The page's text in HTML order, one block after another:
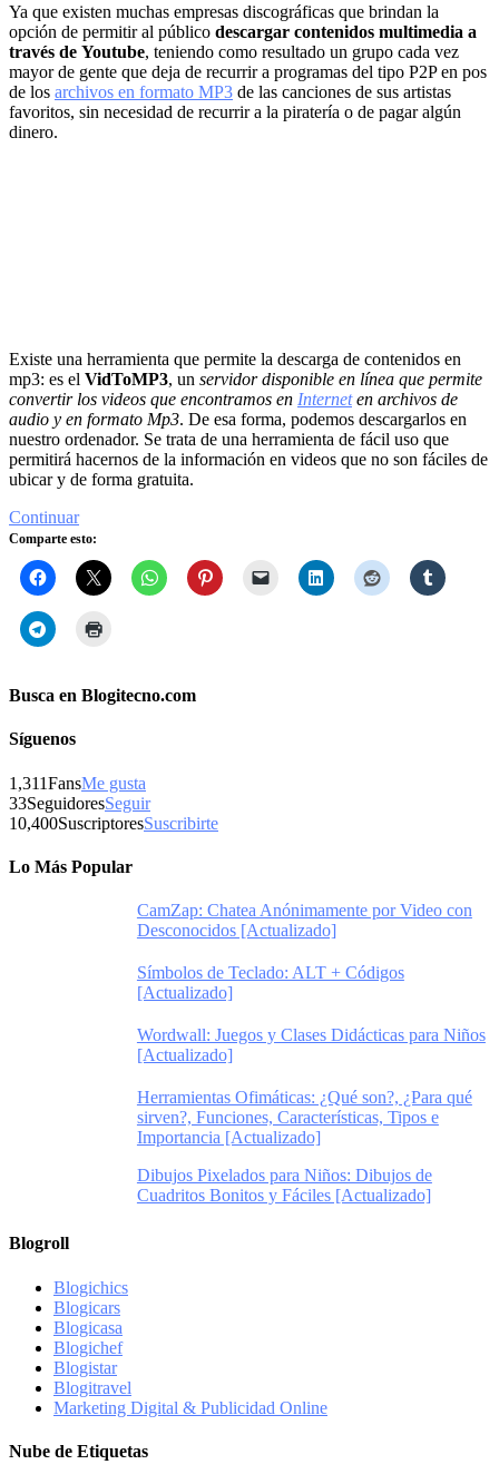
Ya que existen muchas empresas discográficas que brindan la
opción de permitir al público descargar contenidos multimedia a
través de Youtube, teniendo como resultado un grupo cada vez
mayor de gente que deja de recurrir a programas del tipo P2P en pos
de los archivos en formato MP3 de las canciones de sus artistas
favoritos, sin necesidad de recurrir a la piratería o de pagar algún
dinero.
Existe una herramienta que permite la descarga de contenidos en
mp3: es el VidToMP3, un servidor disponible en línea que permite
convertir los videos que encontramos en Interneten archivos de
audio y en formato Mp3. De esa forma, podemos descargarlos en
nuestro ordenador. Se trata de una herramienta de fácil uso que
permitirá hacernos de la información en videos que no son fáciles de
ubicar y de forma gratuita.
Continuar
Comparte esto:
Busca en Blogitecno.com
Síguenos
1,311FansMe gusta
33SeguidoresSeguir
10,400SuscriptoresSuscribirte
Lo Más Popular
CamZap: Chatea Anónimamente por Video con
Desconocidos [Actualizado]
Símbolos de Teclado: ALT + Códigos
[Actualizado]
Wordwall: Juegos y Clases Didácticas para Niños
[Actualizado]
Herramientas Ofimáticas: ¿Qué son?, ¿Para qué
sirven?, Funciones, Características, Tipos e
Importancia [Actualizado]
Dibujos Pixelados para Niños: Dibujos de
Cuadritos Bonitos y Fáciles [Actualizado]
Blogroll
Blogichics
Blogicars
Blogicasa
Blogichef
Blogistar
Blogitravel
Marketing Digital & Publicidad Online
Nube de Etiquetas